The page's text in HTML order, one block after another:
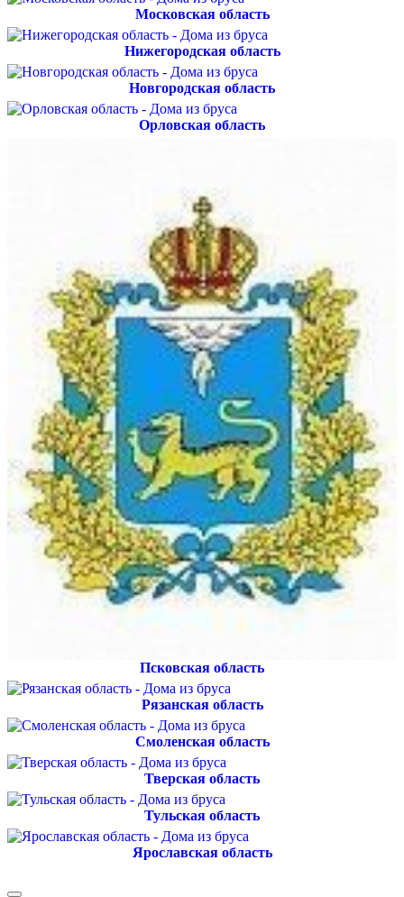
Московская область
Нижегородская область
Новгородская область
Орловская область
Псковская область
Рязанская область
Смоленская область
Тверская область
Тульская область
Ярославская область